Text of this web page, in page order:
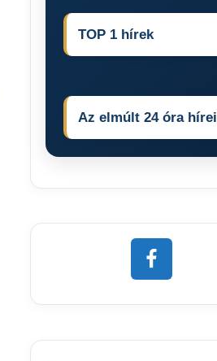
TOP 1 hírek
Az elmúlt 24 óra hírei